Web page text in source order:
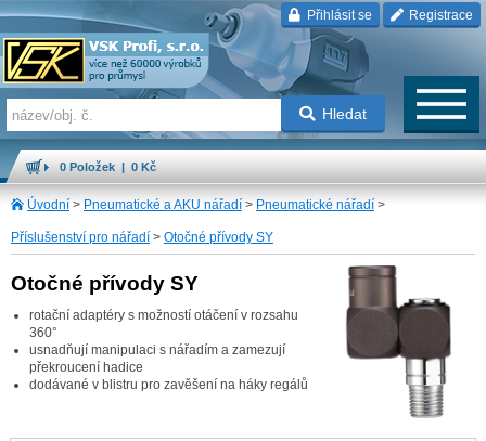
Přihlásit se Registrace
Hledat
0 Položek | 0 Kč
Úvodní > Pneumatické a AKU nářadí > Pneumatické nářadí >
Příslušenství pro nářadí > Otočné přívody SY
Otočné přívody SY
rotační adaptéry s možností otáčení v rozsahu
360°
usnadňují manipulaci s nářadím a zamezují
překroucení hadice
dodávané v blistru pro zavěšení na háky regálů